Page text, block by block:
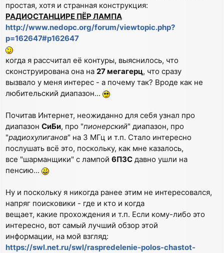
простая, хотя и странная конструкция:
РАДИОСТАНЦИРЕ ПЁР ЛАМПА
http://www.nedopc.org/forum/viewtopic.php?
p=162647#p162647
когда я рассчитал её контуры, выяснилось, что
сконструирована она на 27 мегагерц, что сразу
вызвало у меня интерес - а почему так? Вроде как не
любительский диапазон...
Почитав Интернет, неожиданно для себя узнал про
диапазон СиБи, про "пионерский" диапазон, про
"радиохулиганов" на 3 МГц и т.п. Стало интересно
послушать всё это, поскольку, как мне казалось,
все "шарманщики" с лампой 6П3С давно ушли на
пенсию...
Ну и поскольку я никогда ранее этим не интересовался,
напряг поисковики - где и кто и когда
вещает, какие прохождения и т.п. Если кому-либо это
интересно, вот самый лучший обзор этой
информации, на мой взгляд:
https://swl.net.ru/swl/raspredelenie-polos-chastot-